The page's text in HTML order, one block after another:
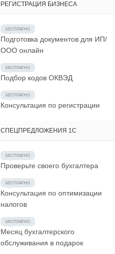
РЕГИСТРАЦИЯ БИЗНЕСА
Подготовка документов для ИП/
ООО онлайн
Подбор кодов ОКВЭД
Консультация по регистрации
СПЕЦПРЕДЛОЖЕНИЯ 1С
Проверьте своего бухгалтера
Консультация по оптимизации
налогов
Месяц бухгалтерского
обслуживания в подарок